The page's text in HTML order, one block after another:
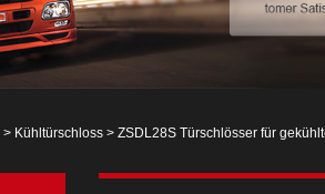
> Kühltürschloss > ZSDL28S Türschlösser für